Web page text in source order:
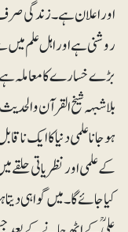
اور اعلان ہے۔ زندگی صرف
روشنی ہے اور اہل علم میں
بڑے خسارے کا معاملہ ہے
بلاشبہہ شیخ القرآن
ہوجانا علمی دنیا کا ایک
کے علمی اور نظریاتی حلقے
کیا جائے گا۔ میں گواہی